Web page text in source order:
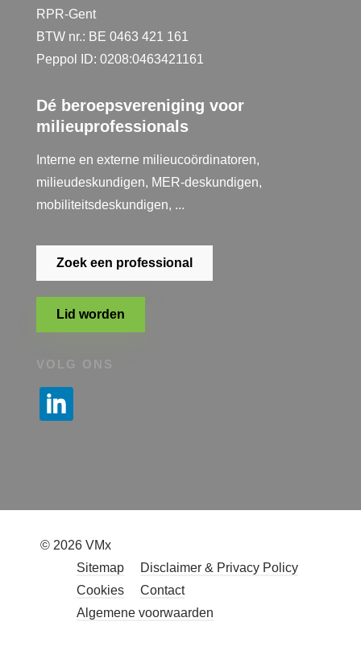
RPR-Gent
BTW nr.: BE 0463 421 161
Peppol ID: 0208:0463421161
Dé beroepsvereniging voor
milieuprofessionals
Interne en externe milieucoördinatoren,
milieudeskundigen, MER-deskundigen,
mobiliteitsdeskundigen, ...
Zoek een professional
Lid worden
VOLG ONS
© 2026 VMx
Sitemap
Disclaimer & Privacy Policy
Cookies
Contact
Algemene voorwaarden